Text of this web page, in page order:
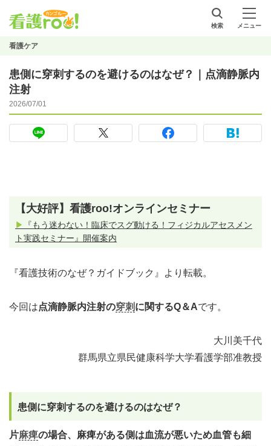
検索 メニュー
看護ケア
患側に穿刺するのを避けるのはなぜ？｜点滴静脈内
注射
2026/07/01
【大好評】看護roo!オンラインセミナー
▶
『もう迷わない！臨床でスグ動ける！フィジカルアセスメン
ト実践セミナー』開催案内
『看護技術のなぜ？ガイドブック』より転載。
今回は点滴静脈内注射の穿刺 に関するQ＆Aです。
大川美千代
群馬県立県民健康科学大学看護学部准教授
患側に穿刺するのを避けるのはなぜ？
片麻痺の場合、麻痺がある側は血流が悪いため血管も細